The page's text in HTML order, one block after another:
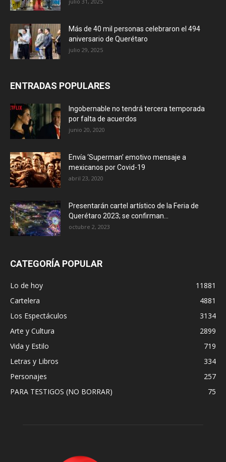
Más de 40 mil personas celebraron el 494
aniversario de Querétaro
julio 29, 2025
ENTRADAS POPULARES
Ingobernable no tendrá tercera temporada
por falta de acuerdos
junio 20, 2020
Envía ‘Superman’ emotivo mensaje a
mexicanos por Covid-19
abril 23, 2020
Presentarán cartel artístico de la Feria de
Querétaro 2023; se confirman...
octubre 2, 2023
CATEGORÍA POPULAR
Lo de hoy
11881
Cartelera
4881
Los Espectáculos
3134
Arte y Cultura
2899
Vida y Estilo
719
Letras y Libros
334
Personajes
257
PARA TESTIGOS (NO BORRAR)
75